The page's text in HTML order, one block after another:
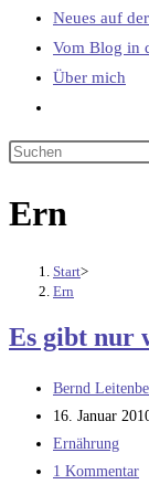
Neues auf
Vom Blog in
Über mich
umschalten
Ern
Start>
Ern
Es gibt nur
Beitrags-
Autor:
Bernd
Beitrag
veröffentlicht:
16. Januar
Beitrags-
Kategorie:
Ernährung
Beitrags-
1 Kommentar